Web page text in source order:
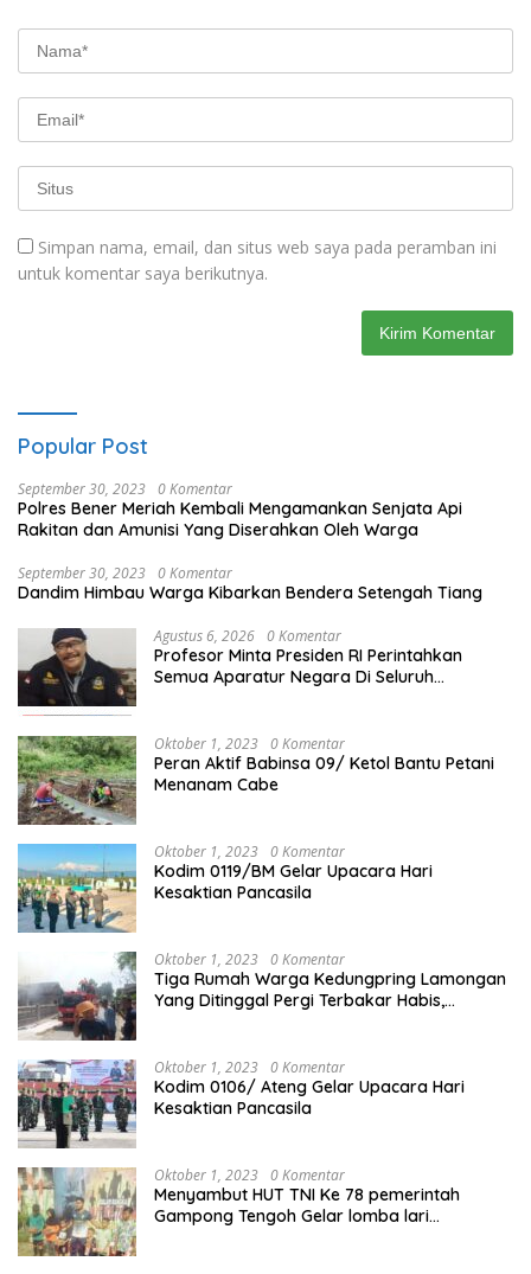
Simpan nama, email, dan situs web saya pada peramban ini
untuk komentar saya berikutnya.
Popular Post
September 30, 2023 0 Komentar
Polres Bener Meriah Kembali Mengamankan Senjata Api
Rakitan dan Amunisi Yang Diserahkan Oleh Warga
September 30, 2023 0 Komentar
Dandim Himbau Warga Kibarkan Bendera Setengah Tiang
Agustus 6, 2026 0 Komentar
Profesor Minta Presiden RI Perintahkan
Semua Aparatur Negara Di Seluruh
Oktober 1, 2023 0 Komentar
Peran Aktif Babinsa 09/ Ketol Bantu Petani
Menanam Cabe
Oktober 1, 2023 0 Komentar
Kodim 0119/BM Gelar Upacara Hari
Kesaktian Pancasila
Oktober 1, 2023 0 Komentar
Tiga Rumah Warga Kedungpring Lamongan
Yang Ditinggal Pergi Terbakar Habis,
Oktober 1, 2023 0 Komentar
Kodim 0106/ Ateng Gelar Upacara Hari
Kesaktian Pancasila
Oktober 1, 2023 0 Komentar
Menyambut HUT TNI Ke 78 pemerintah
Gampong Tengoh Gelar lomba lari